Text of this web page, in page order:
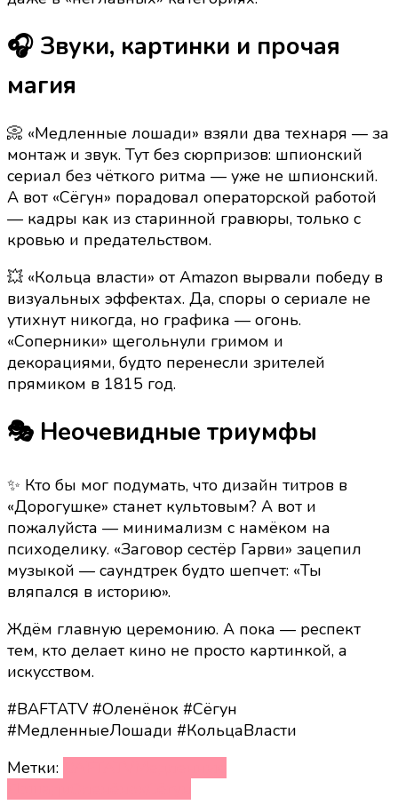
🎧 Звуки, картинки и прочая
магия
📀 «Медленные лошади» взяли два технаря — за
монтаж и звук. Тут без сюрпризов: шпионский
сериал без чёткого ритма — уже не шпионский.
А вот «Сёгун» порадовал операторской работой
— кадры как из старинной гравюры, только с
кровью и предательством.
💥 «Кольца власти» от Amazon вырвали победу в
визуальных эффектах. Да, споры о сериале не
утихнут никогда, но графика — огонь.
«Соперники» щегольнули гримом и
декорациями, будто перенесли зрителей
прямиком в 1815 год.
🎭 Неочевидные триумфы
✨ Кто бы мог подумать, что дизайн титров в
«Дорогушке» станет культовым? А вот и
пожалуйста — минимализм с намёком на
психоделику. «Заговор сестёр Гарви» зацепил
музыкой — саундтрек будто шепчет: «Ты
вляпался в историю».
Ждём главную церемонию. А пока — респект
тем, кто делает кино не просто картинкой, а
искусством.
#BAFTATV #Оленёнок #Сёгун
#МедленныеЛошади #КольцаВласти
Метки: